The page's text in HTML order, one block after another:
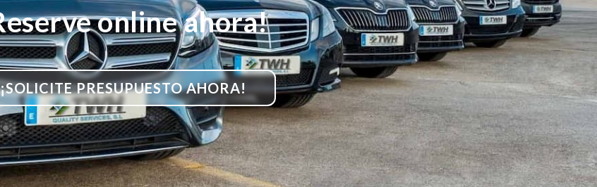
online ahora!
¡SOLICITE PRESUPUESTO AHORA!